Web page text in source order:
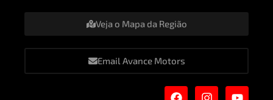
Veja o Mapa da Região
Email Avance Motors